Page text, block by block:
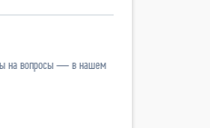
на вопросы — в нашем